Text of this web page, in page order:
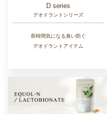
D series
デオドラントシリーズ
長時間気になる臭い防ぐ
デオドラントアイテム